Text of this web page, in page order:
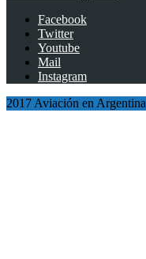
Facebook
Twitter
Youtube
Mail
Instagram
2017 Aviación en Argentina